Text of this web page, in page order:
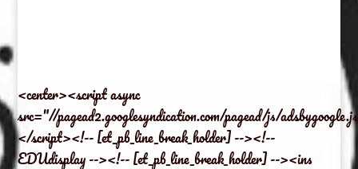
<center><script async
src="//pagead2.googlesyndication.com/pagead/js/
</script><!-- [et_pb_line_break_holder] --><!--
EDUdisplay --><!-- [et_pb_line_break_holder] --><ins